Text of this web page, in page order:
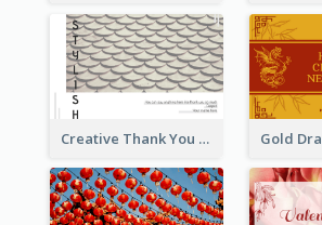
Creative Thank You Card Template